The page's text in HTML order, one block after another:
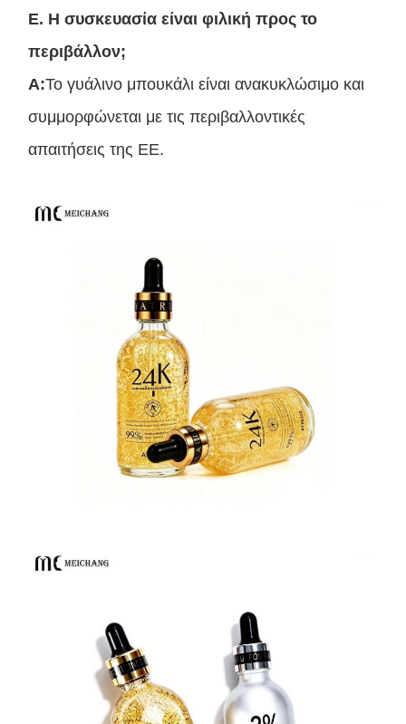
Ε. Η συσκευασία είναι φιλική προς το
περιβάλλον;
Α:Το γυάλινο μπουκάλι είναι ανακυκλώσιμο και
συμμορφώνεται με τις περιβαλλοντικές
απαιτήσεις της ΕΕ.